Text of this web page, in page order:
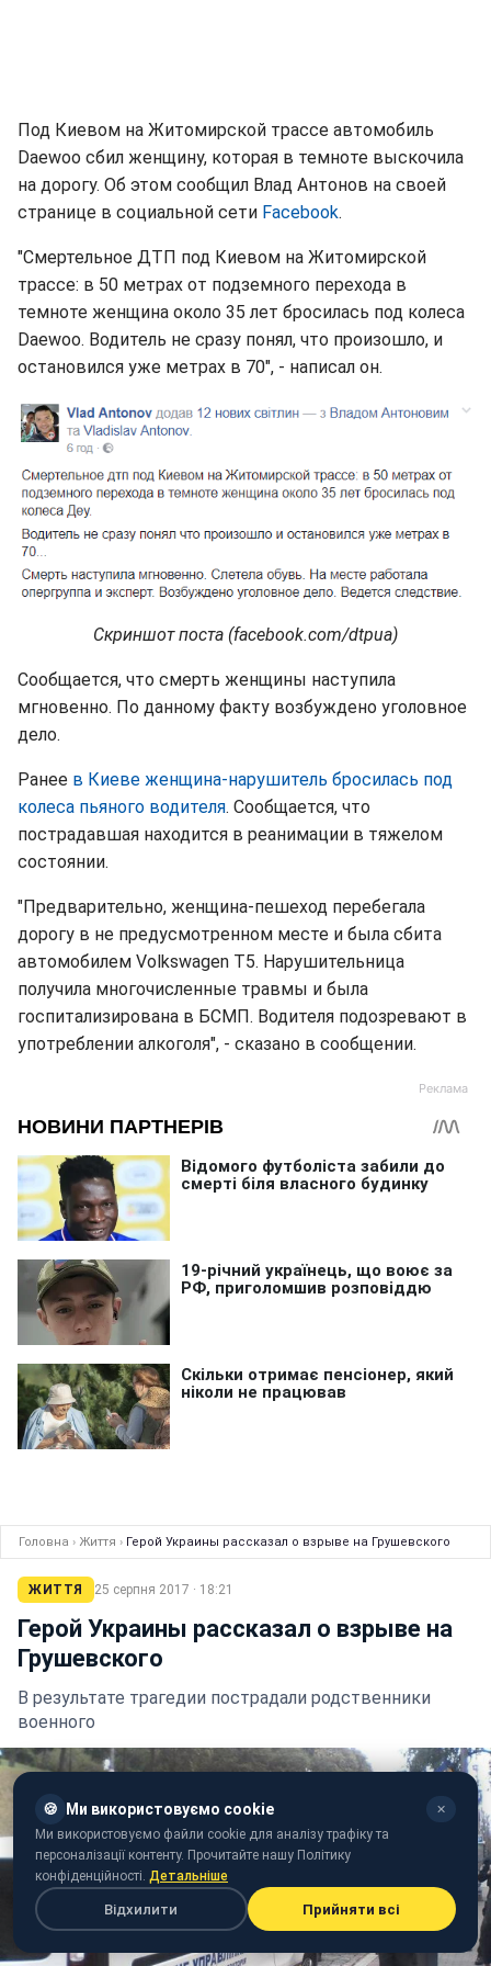
Под Киевом на Житомирской трассе автомобиль
Daewoo сбил женщину, которая в темноте выскочила
на дорогу. Об этом сообщил Влад Антонов на своей
странице в социальной сети Facebook.
"Смертельное ДТП под Киевом на Житомирской
трассе: в 50 метрах от подземного перехода в
темноте женщина около 35 лет бросилась под колеса
Daewoo. Водитель не сразу понял, что произошло, и
остановился уже метрах в 70", - написал он.
Скриншот поста (facebook.com/dtpua)
Сообщается, что смерть женщины наступила
мгновенно. По данному факту возбуждено уголовное
дело.
Ранее в Киеве женщина-нарушитель бросилась под
колеса пьяного водителя. Сообщается, что
пострадавшая находится в реанимации в тяжелом
состоянии.
"Предварительно, женщина-пешеход перебегала
дорогу в не предусмотренном месте и была сбита
автомобилем Volkswagen Т5. Нарушительница
получила многочисленные травмы и была
госпитализирована в БСМП. Водителя подозревают в
употреблении алкоголя", - сказано в сообщении.
Головна › Життя › Герой Украины рассказал о взрыве на Грушевского
ЖИТТЯ 25 серпня 2017 · 18:21
Герой Украины рассказал о взрыве на
Грушевского
В результате трагедии пострадали родственники
военного
🍪 Ми використовуємо cookie ✕
Ми використовуємо файли cookie для аналізу трафіку та
персоналізації контенту. Прочитайте нашу Політику
конфіденційності. Детальніше
Відхилити Прийняти всі